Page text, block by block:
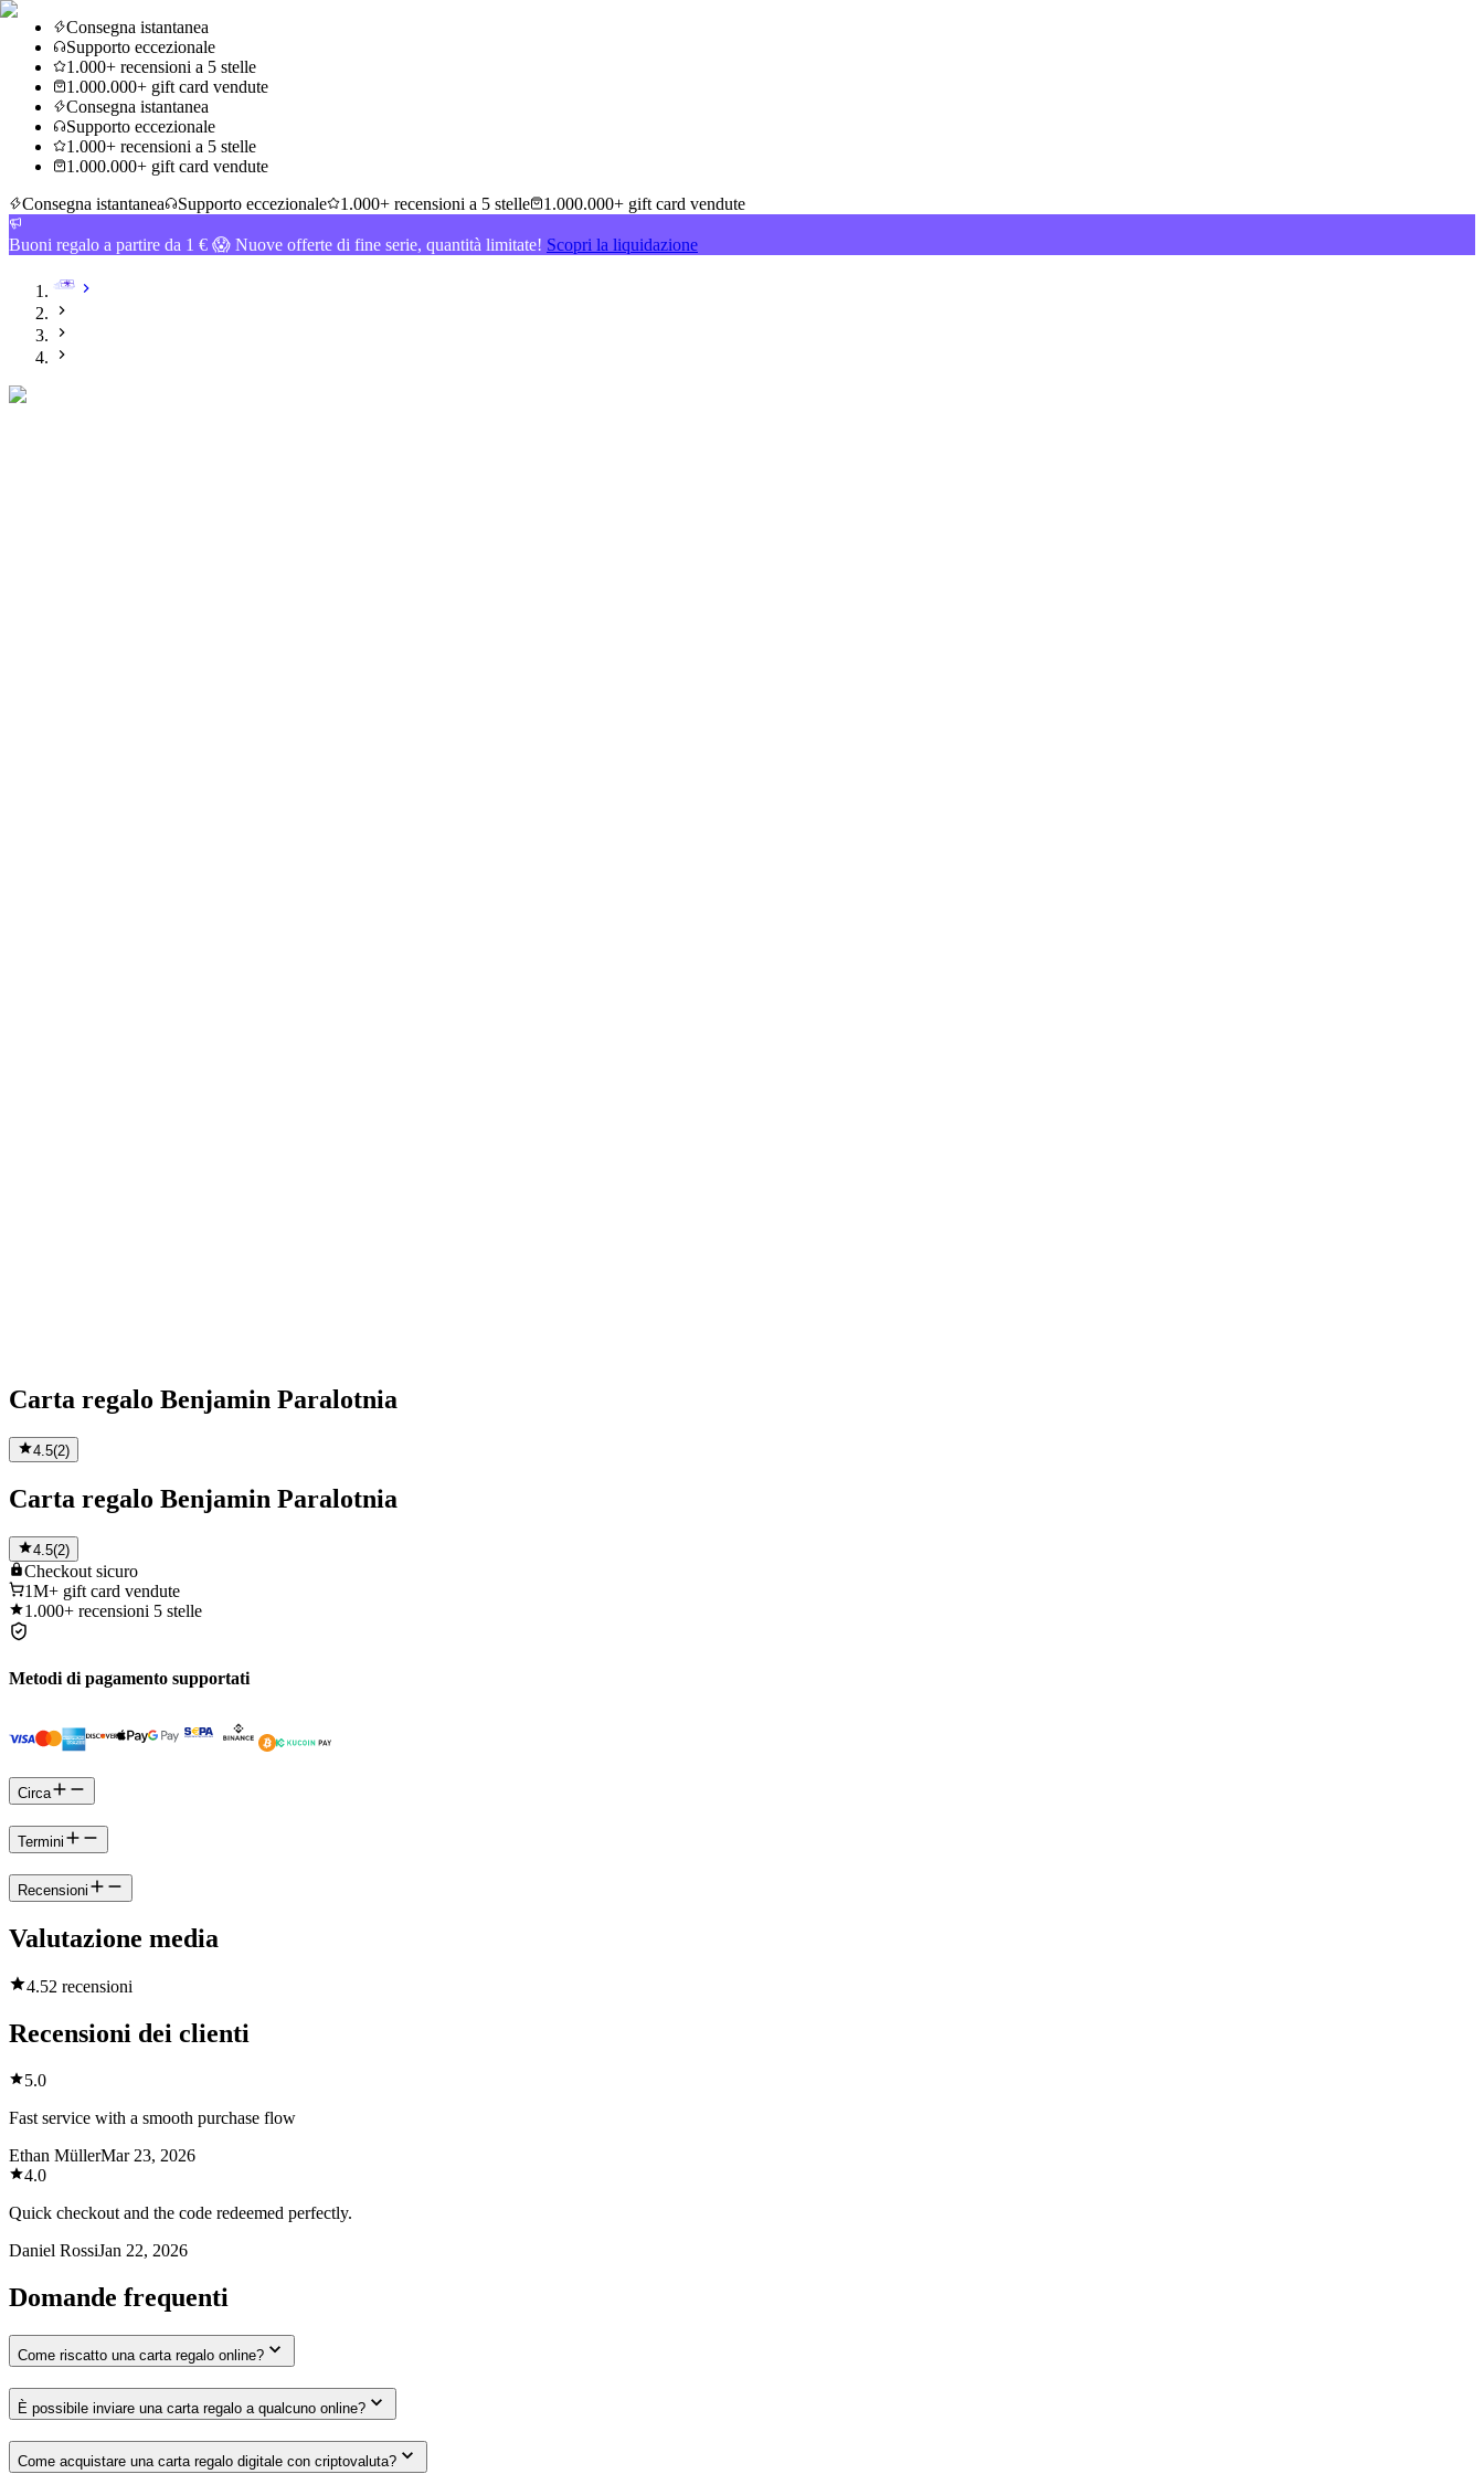
Consegna istantanea
Supporto eccezionale
1.000+ recensioni a 5 stelle
1.000.000+ gift card vendute
Consegna istantanea
Supporto eccezionale
1.000+ recensioni a 5 stelle
1.000.000+ gift card vendute
Consegna istantanea
Supporto eccezionale 1.000+ recensioni a 5 stelle 1.000.000+ gift card vendute
Buoni regalo a partire da 1 € 😱 Nuove offerte di fine serie, quantità limitate! Scopri la liquidazione
Carta regalo Benjamin Paralotnia
4.5(2)
Carta regalo Benjamin Paralotnia
4.5(2)
Checkout sicuro
1M+ gift card vendute
1.000+ recensioni 5 stelle
Metodi di pagamento supportati
Circa
Termini
Recensioni
Valutazione media
4.52 recensioni
Recensioni dei clienti
5.0
Fast service with a smooth purchase flow
Ethan MüllerMar 23, 2026
4.0
Quick checkout and the code redeemed perfectly.
Daniel RossiJan 22, 2026
Domande frequenti
Come riscatto una carta regalo online?
È possibile inviare una carta regalo a qualcuno online?
Come acquistare una carta regalo digitale con criptovaluta?